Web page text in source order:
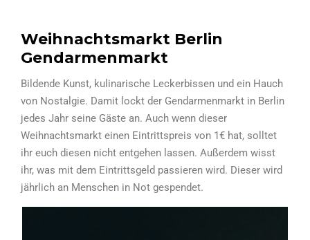
Weihnachtsmarkt Berlin
Gendarmenmarkt
Bildende Kunst, kulinarische Leckerbissen und ein Hauch
von Nostalgie. Damit lockt der Gendarmenmarkt in Berlin
jedes Jahr seine Gäste an. Auch wenn dieser
Weihnachtsmarkt einen Eintrittspreis von 1€ hat, solltet
ihr euch diesen nicht entgehen lassen. Außerdem wisst
ihr, was mit dem Eintrittsgeld passieren wird. Dieser wird
jährlich an Menschen in Not gespendet.